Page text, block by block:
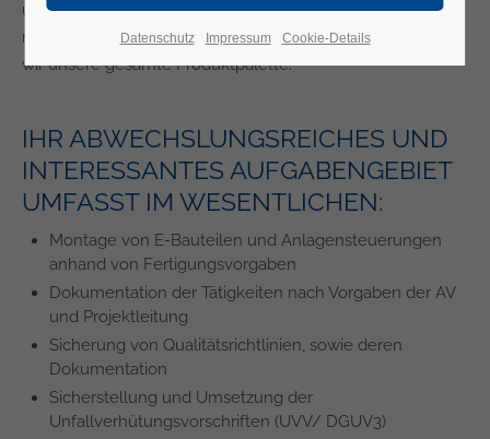
unterschiedlichster Anlagen. An unserem Firmensitz im
nordrhein-westfälischen Pulheim fertigen und entwickeln
wir unsere gesamte Produktpalette.
IHR ABWECHSLUNGSREICHES UND
INTERESSANTES AUFGABENGEBIET
UMFASST IM WESENTLICHEN:
Montage von E-Bauteilen und Anlagensteuerungen
anhand von Fertigungsvorgaben
Dokumentation der Tätigkeiten nach Vorgaben der AV
und Projektleitung
Sicherung von Qualitätsrichtlinien, sowie deren
Dokumentation
Sicherstellung und Umsetzung der
Unfallverhütungsvorschriften (UVV/ DGUV3)
Datenschutz Impressum Cookie-Details